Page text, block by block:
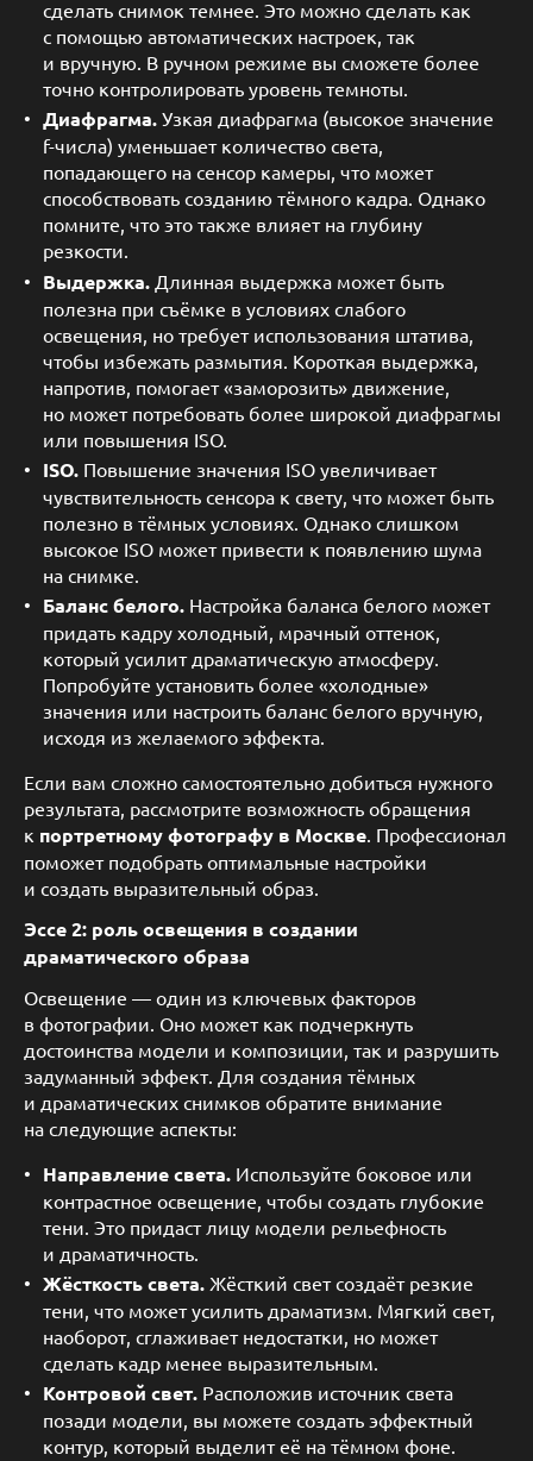
сделать снимок темнее. Это можно сделать как
с помощью автоматических настроек, так
и вручную. В ручном режиме вы сможете более
точно контролировать уровень темноты.
Диафрагма. Узкая диафрагма (высокое значение
f-числа) уменьшает количество света,
попадающего на сенсор камеры, что может
способствовать созданию тёмного кадра. Однако
помните, что это также влияет на глубину
резкости.
Выдержка. Длинная выдержка может быть
полезна при съёмке в условиях слабого
освещения, но требует использования штатива,
чтобы избежать размытия. Короткая выдержка,
напротив, помогает «заморозить» движение,
но может потребовать более широкой диафрагмы
или повышения ISO.
ISO. Повышение значения ISO увеличивает
чувствительность сенсора к свету, что может быть
полезно в тёмных условиях. Однако слишком
высокое ISO может привести к появлению шума
на снимке.
Баланс белого. Настройка баланса белого может
придать кадру холодный, мрачный оттенок,
который усилит драматическую атмосферу.
Попробуйте установить более «холодные»
значения или настроить баланс белого вручную,
исходя из желаемого эффекта.
Если вам сложно самостоятельно добиться нужного
результата, рассмотрите возможность обращения
к портретному фотографу в Москве. Профессионал
поможет подобрать оптимальные настройки
и создать выразительный образ.
Эссе 2: роль освещения в создании
драматического образа
Освещение — один из ключевых факторов
в фотографии. Оно может как подчеркнуть
достоинства модели и композиции, так и разрушить
задуманный эффект. Для создания тёмных
и драматических снимков обратите внимание
на следующие аспекты:
Направление света. Используйте боковое или
контрастное освещение, чтобы создать глубокие
тени. Это придаст лицу модели рельефность
и драматичность.
Жёсткость света. Жёсткий свет создаёт резкие
тени, что может усилить драматизм. Мягкий свет,
наоборот, сглаживает недостатки, но может
сделать кадр менее выразительным.
Контровой свет. Расположив источник света
позади модели, вы можете создать эффектный
контур, который выделит её на тёмном фоне.